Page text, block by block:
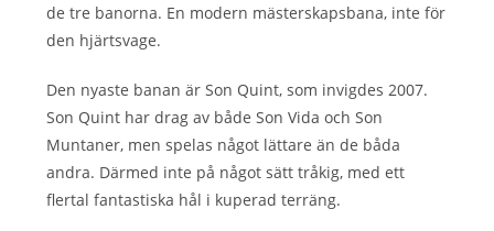
de tre banorna. En modern mästerskapsbana, inte för
den hjärtsvage.
Den nyaste banan är Son Quint, som invigdes 2007.
Son Quint har drag av både Son Vida och Son
Muntaner, men spelas något lättare än de båda
andra. Därmed inte på något sätt tråkig, med ett
flertal fantastiska hål i kuperad terräng.